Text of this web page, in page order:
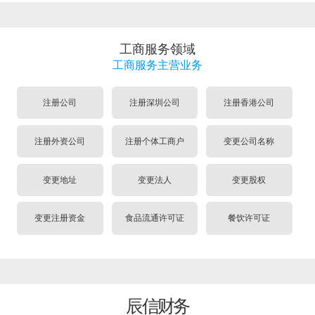
工商服务领域
工商服务主营业务
注册公司 注册深圳公司 注册香港公司
注册外资公司 注册个体工商户 变更公司名称
变更地址 变更法人 变更股权
变更注册资金 食品流通许可证 餐饮许可证
辰信财务